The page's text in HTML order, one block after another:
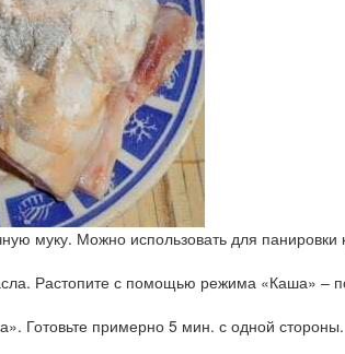
муку. Можно использовать для
Растопите с помощью режима «Каша» –
Готовьте примерно 5 мин. с одной стороны.